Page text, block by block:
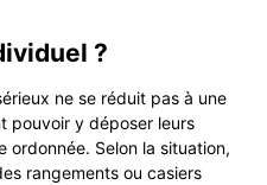
?
ne se réduit pas à une
pouvoir y déposer leurs
Selon la situation,
rangements ou casiers